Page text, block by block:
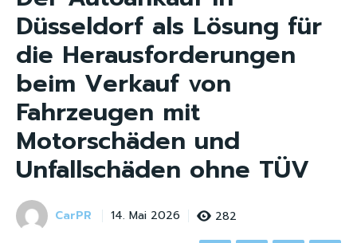
Düsseldorf als Lösung für
die Herausforderungen
beim Verkauf von
Fahrzeugen mit
Motorschäden und
Unfallschäden ohne TÜV
CarPR 14. Mai 2026 282